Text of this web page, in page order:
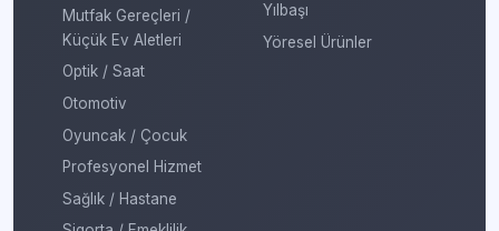
Mutfak Gereçleri /
Küçük Ev Aletleri
Optik / Saat
Otomotiv
Oyuncak / Çocuk
Profesyonel Hizmet
Sağlık / Hastane
Yılbaşı
Yöresel Ürünler